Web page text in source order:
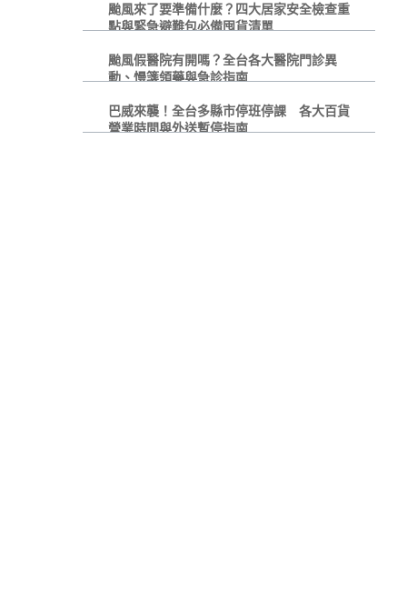
颱風來了要準備什麼？四大居家安全檢查重
點與緊急避難包必備囤貨清單
颱風假醫院有開嗎？全台各大醫院門診異
動、慢箋領藥與急診指南
巴威來襲！全台多縣市停班停課 各大百貨
營業時間與外送暫停指南